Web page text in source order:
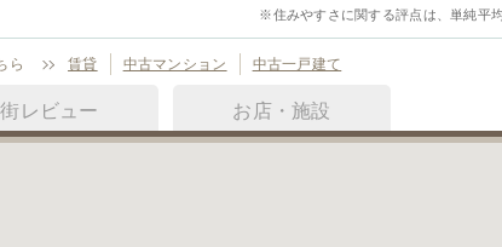
※住みやすさに関する評点は、単純平
ら 賃貸 中古マンション 中古一戸建て
街レビュー お店・施設